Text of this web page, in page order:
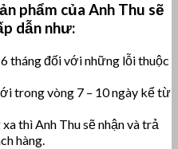
phẩm của Anh Thu sẽ
dẫn như:
tháng đối với những lỗi thuộc
trong vòng 7 – 10 ngày kể từ
thì Anh Thu sẽ nhận và trả
hàng.